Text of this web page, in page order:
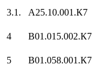
3.1.
A25.10.001.К7
4
B01.015.002.К7
5
B01.058.001.К7